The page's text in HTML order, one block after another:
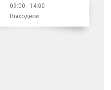
09:00
14:00
Выходной